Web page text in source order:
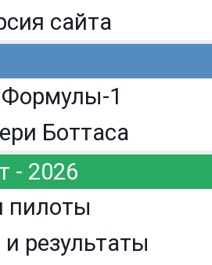
сайта
1
Боттаса
- 2026
пилоты
результаты